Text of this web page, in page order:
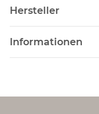
Hersteller
Informationen